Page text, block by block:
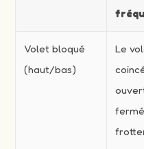
Volet bloqué
(haut/bas)
Le